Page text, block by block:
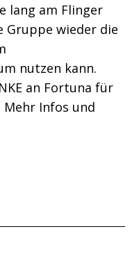
lang am Flinger
Gruppe wieder die
nutzen kann.
an Fortuna für
Infos und